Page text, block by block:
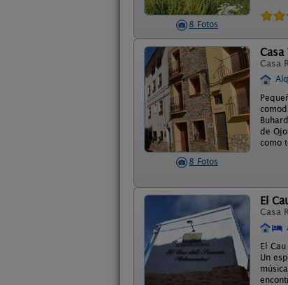
8 Fotos
8 Fotos
Casa
Casa
de
como
El
Casa
El
Un